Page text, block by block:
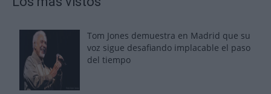
Tom Jones demuestra en Madrid que su
voz sigue desafiando implacable el paso
del tiempo